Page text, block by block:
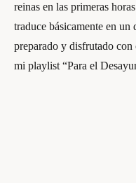
reinas en las primeras
traduce básicamente en un
preparado y disfrutado con
mi playlist “Para el